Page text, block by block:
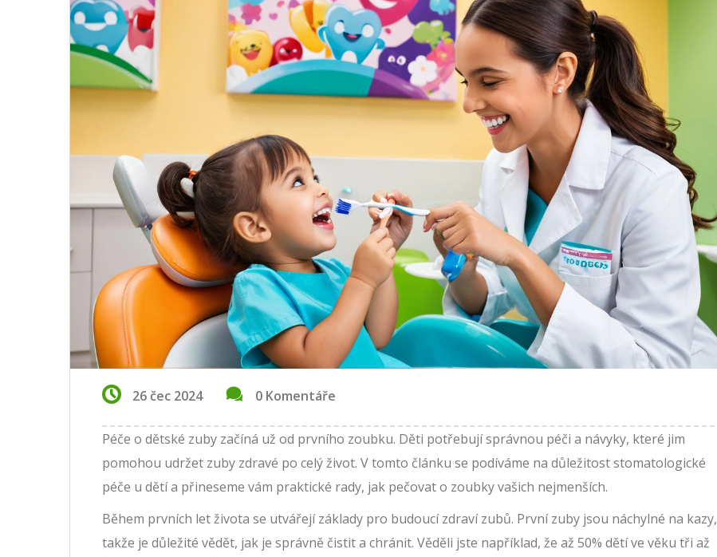
26 čec 2024 0 Komentáře
Péče o dětské zuby začíná už od prvního zoubku. Děti potřebují správnou péči a návyky, které jim
pomohou udržet zuby zdravé po celý život. V tomto článku se podíváme na důležitost stomatologické
péče u dětí a přineseme vám praktické rady, jak pečovat o zoubky vašich nejmenších.
Během prvních let života se utvářejí základy pro budoucí zdraví zubů. První zuby jsou náchylné na kazy,
takže je důležité vědět, jak je správně čistit a chránit. Věděli jste například, že až 50% dětí ve věku tři až